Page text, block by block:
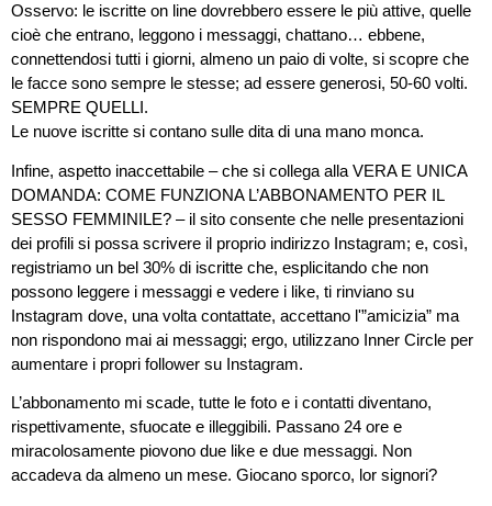
Osservo: le iscritte on line dovrebbero essere le più attive, quelle
cioè che entrano, leggono i messaggi, chattano… ebbene,
connettendosi tutti i giorni, almeno un paio di volte, si scopre che
le facce sono sempre le stesse; ad essere generosi, 50-60 volti.
SEMPRE QUELLI.
Le nuove iscritte si contano sulle dita di una mano monca.
Infine, aspetto inaccettabile – che si collega alla VERA E UNICA
DOMANDA: COME FUNZIONA L’ABBONAMENTO PER IL
SESSO FEMMINILE? – il sito consente che nelle presentazioni
dei profili si possa scrivere il proprio indirizzo Instagram; e, così,
registriamo un bel 30% di iscritte che, esplicitando che non
possono leggere i messaggi e vedere i like, ti rinviano su
Instagram dove, una volta contattate, accettano l'”amicizia” ma
non rispondono mai ai messaggi; ergo, utilizzano Inner Circle per
aumentare i propri follower su Instagram.
L’abbonamento mi scade, tutte le foto e i contatti diventano,
rispettivamente, sfuocate e illeggibili. Passano 24 ore e
miracolosamente piovono due like e due messaggi. Non
accadeva da almeno un mese. Giocano sporco, lor signori?